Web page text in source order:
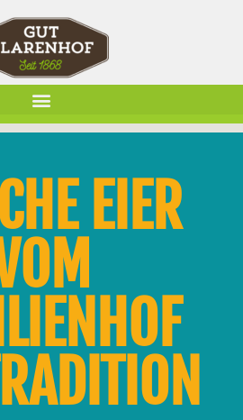
EIER